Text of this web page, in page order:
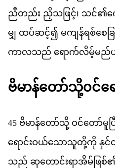
ညတည ညသ ဖင့်၊ သင်၏​
မ ထပဆင့်၍ မကနရစစ ခ
ကလသည ရကလမမည
ဗမနတသ၀င
45 ဗမနတသ ဝငတမ
ရငဝယသသတက နင
သည ဆတငရအမ ဖစ